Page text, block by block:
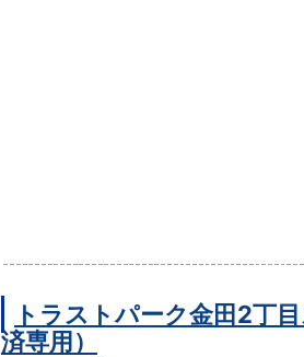
トラストパーク金田2丁
済専用）